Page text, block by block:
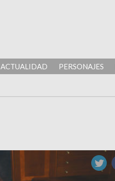
ACTUALIDAD PERSONAJES